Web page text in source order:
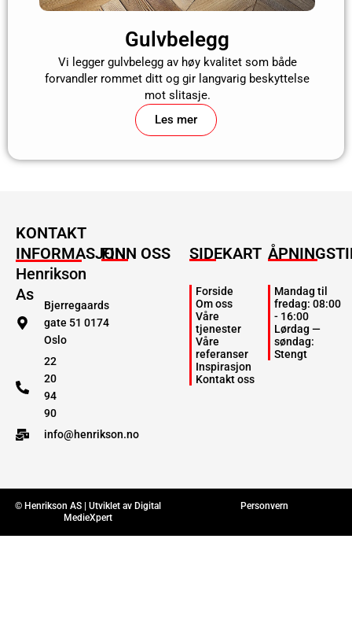
Gulvbelegg
Vi legger gulvbelegg av høy kvalitet som både
forvandler rommet ditt og gir langvarig beskyttelse
mot slitasje.
Les mer
KONTAKT
INFORMASJON
Henrikson
As
Bjerregaards
gate 51 0174
Oslo
22
20
94
90
info@henrikson.no
FINN OSS SIDEKART
Forside
Om oss
Våre
tjenester
Våre
referanser
Inspirasjon
Kontakt oss
Mandag til
fredag: 08:00
- 16:00
Lørdag —
søndag:
Stengt
© Henrikson AS | Utviklet av Digital
MedieXpert
Personvern